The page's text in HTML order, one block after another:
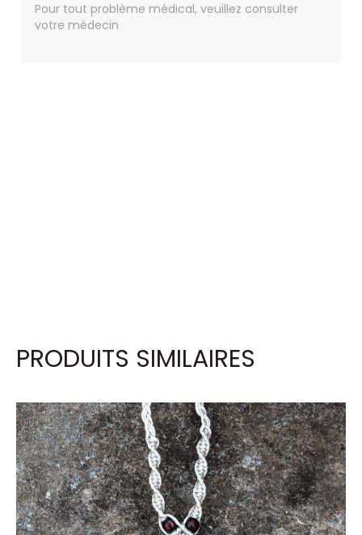
Pour tout problème médical, veuillez consulter
votre médecin
PRODUITS SIMILAIRES